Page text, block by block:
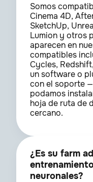
Somos
Cinema 4D,
SketchUp,
Lumion y otros
aparecen en
compatibles
Cycles,
un software o
con el soporte
podamos
hoja de ruta de
cercano.
¿Es su farm
neuronales?